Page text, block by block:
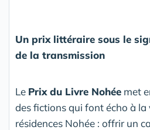
Un prix littéraire sous le
de la transmission
Le Prix du Livre Nohée met
des fictions qui font écho à
résidences Nohée : offrir un